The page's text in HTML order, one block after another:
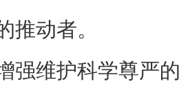
推动者。
强维护科学尊严